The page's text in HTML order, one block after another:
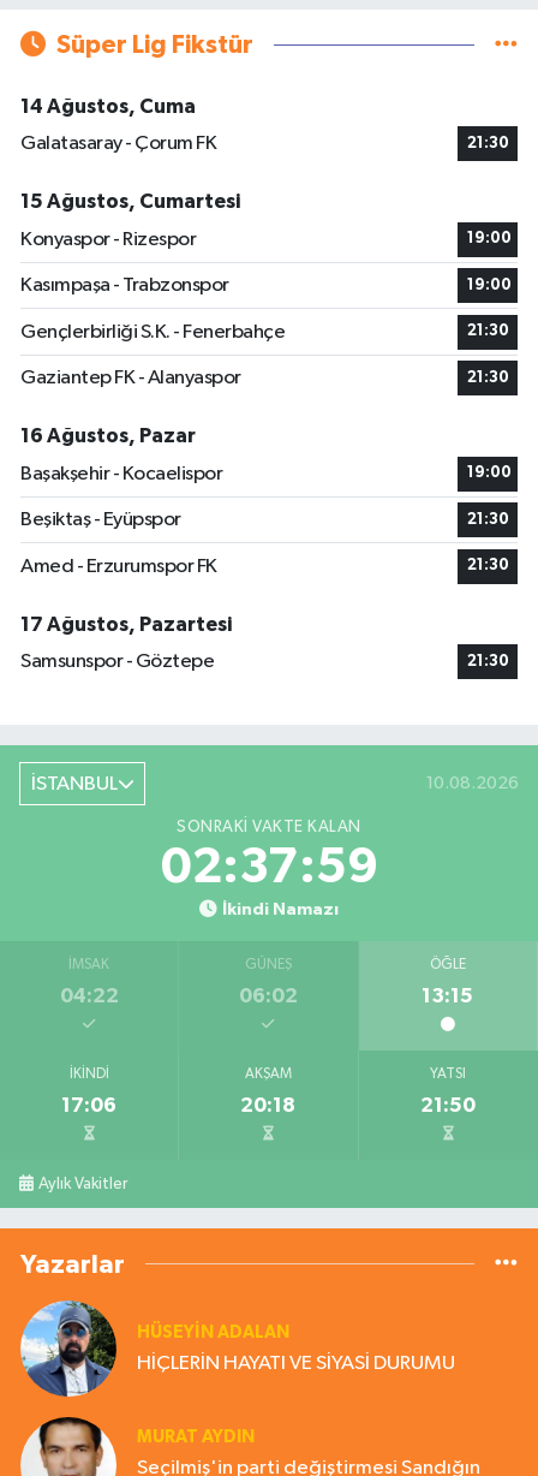
Süper Lig Fikstür
14 Ağustos, Cuma
Galatasaray - Çorum FK
21:30
15 Ağustos, Cumartesi
Konyaspor - Rizespor
19:00
Kasımpaşa - Trabzonspor 19:00
Gençlerbirliği S.K. - Fenerbahçe 21:30
Gaziantep FK - Alanyaspor 21:30
16 Ağustos, Pazar
Başakşehir - Kocaelispor
19:00
Beşiktaş - Eyüpspor 21:30
Amed - Erzurumspor FK 21:30
17 Ağustos, Pazartesi
Samsunspor - Göztepe
21:30
İSTANBUL 10.08.2026
SONRAKI VAKTE KALAN
02:37:59
İkindi Namazı
İMSAK
04:22
GÜNEŞ
06:02
ÖĞLE
13:15
İKINDI
17:06
AKŞAM
20:18
YATSI
21:50
Aylık Vakitler
Yazarlar
HÜSEYIN ADALAN
HİÇLERİN HAYATI VE SİYASİ DURUMU
MURAT AYDIN
Seçilmiş'in parti değiştirmesi Sandığın